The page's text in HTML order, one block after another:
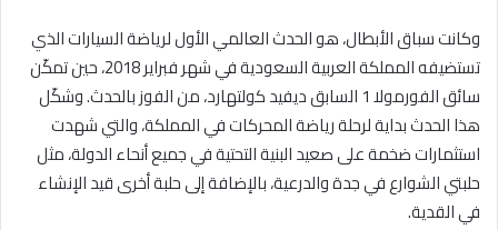
وكانت سباق الأبطال، هو الحدث العالمي الأول لرياضة السيارات الذي
تستضيفه المملكة العربية السعودية في شهر فبراير 2018، حين تمكّن
سائق الفورمولا 1 السابق ديفيد كولتهارد، من الفوز بالحدث. وشكّل
هذا الحدث بداية لرحلة رياضة المحركات في المملكة، والتي شهدت
استثمارات ضخمة على صعيد البنية التحتية في جميع أنحاء الدولة، مثل
حلبتي الشوارع في جدة والدرعية، بالإضافة إلى حلبة أخرى قيد الإنشاء
في القدية.